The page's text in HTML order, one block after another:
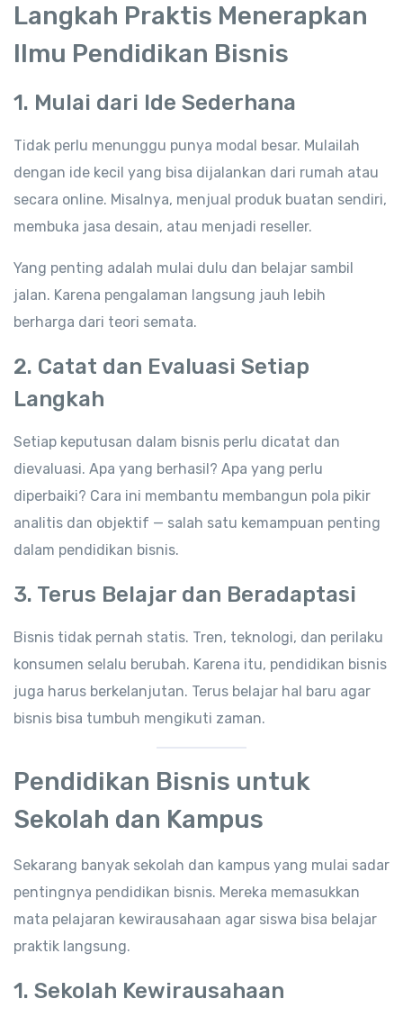
Langkah Praktis Menerapkan
Ilmu Pendidikan Bisnis
1. Mulai dari Ide Sederhana
Tidak perlu menunggu punya modal besar. Mulailah
dengan ide kecil yang bisa dijalankan dari rumah atau
secara online. Misalnya, menjual produk buatan sendiri,
membuka jasa desain, atau menjadi reseller.
Yang penting adalah mulai dulu dan belajar sambil
jalan. Karena pengalaman langsung jauh lebih
berharga dari teori semata.
2. Catat dan Evaluasi Setiap
Langkah
Setiap keputusan dalam bisnis perlu dicatat dan
dievaluasi. Apa yang berhasil? Apa yang perlu
diperbaiki? Cara ini membantu membangun pola pikir
analitis dan objektif — salah satu kemampuan penting
dalam pendidikan bisnis.
3. Terus Belajar dan Beradaptasi
Bisnis tidak pernah statis. Tren, teknologi, dan perilaku
konsumen selalu berubah. Karena itu, pendidikan bisnis
juga harus berkelanjutan. Terus belajar hal baru agar
bisnis bisa tumbuh mengikuti zaman.
Pendidikan Bisnis untuk
Sekolah dan Kampus
Sekarang banyak sekolah dan kampus yang mulai sadar
pentingnya pendidikan bisnis. Mereka memasukkan
mata pelajaran kewirausahaan agar siswa bisa belajar
praktik langsung.
1. Sekolah Kewirausahaan